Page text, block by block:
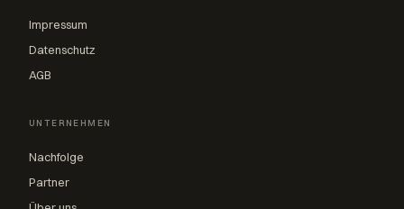
Impressum
Datenschutz
AGB
UNTERNEHMEN
Nachfolge
Partner